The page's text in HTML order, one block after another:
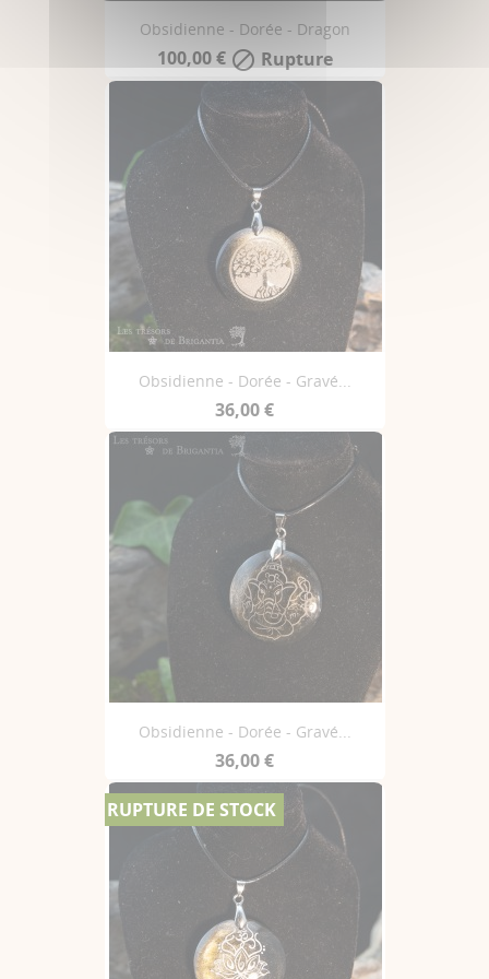
Obsidienne - Dorée - Dragon
100,00 €  Rupture
Obsidienne - Dorée - Gravé...
36,00 €
Obsidienne - Dorée - Gravé...
36,00 €
RUPTURE DE STOCK